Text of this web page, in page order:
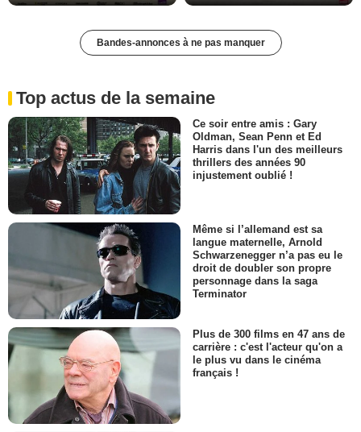
Bandes-annonces à ne pas manquer
Top actus de la semaine
Ce soir entre amis : Gary
Oldman, Sean Penn et Ed
Harris dans l'un des meilleurs
thrillers des années 90
injustement oublié !
Même si l’allemand est sa
langue maternelle, Arnold
Schwarzenegger n’a pas eu le
droit de doubler son propre
personnage dans la saga
Terminator
Plus de 300 films en 47 ans de
carrière : c'est l'acteur qu'on a
le plus vu dans le cinéma
français !